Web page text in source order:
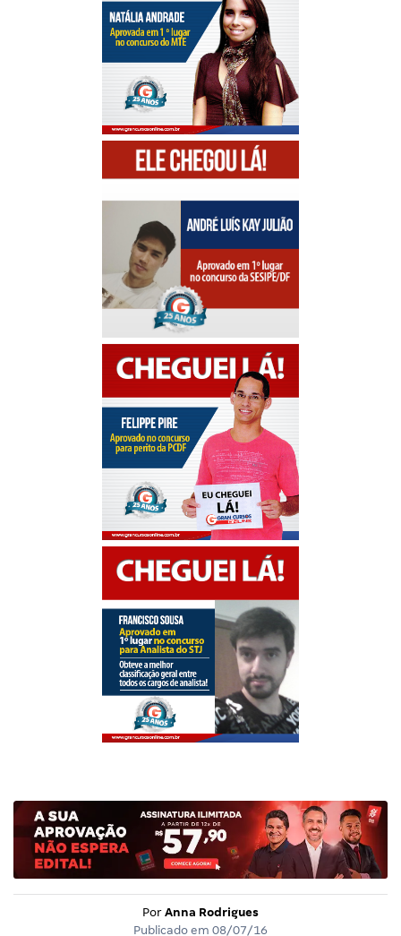
Por Anna Rodrigues
Publicado em 08/07/16